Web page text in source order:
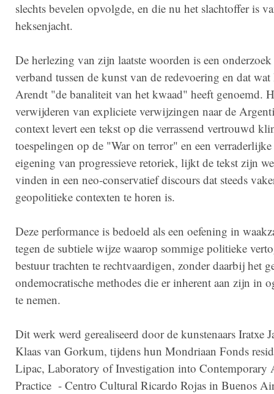
slechts bevelen opvolgde, en die nu het slachtoffer is
heksenjacht.
De herlezing van zijn laatste woorden is een onderzoek
verband tussen de kunst van de redevoering en dat
Arendt "de banaliteit van het kwaad" heeft genoemd.
verwijderen van expliciete verwijzingen naar de
context levert een tekst op die verrassend vertrouwd
toespelingen op de "War on terror" en een
eigening van progressieve retoriek, lijkt de tekst zijn
vinden in een neo-conservatief discours dat steeds
geopolitieke contexten te horen is.
Deze performance is bedoeld als een oefening in
tegen de subtiele wijze waarop sommige politieke
bestuur trachten te rechtvaardigen, zonder daarbij het
ondemocratische methodes die er inherent aan zijn in
te nemen.
Dit werk werd gerealiseerd door de kunstenaars Iratxe
Klaas van Gorkum, tijdens hun Mondriaan Fonds
Lipac, Laboratory of Investigation into Contemporary
Practice - Centro Cultural Ricardo Rojas in Buenos